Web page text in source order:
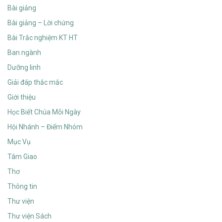
Bài giảng
Bài giảng – Lời chứng
Bài Trắc nghiệm KT HT
Ban ngành
Dưỡng linh
Giải đáp thắc mắc
Giới thiệu
Học Biết Chúa Mỗi Ngày
Hội Nhánh – Điểm Nhóm
Mục Vụ
Tâm Giao
Thơ
Thông tin
Thư viện
Thư viện Sách